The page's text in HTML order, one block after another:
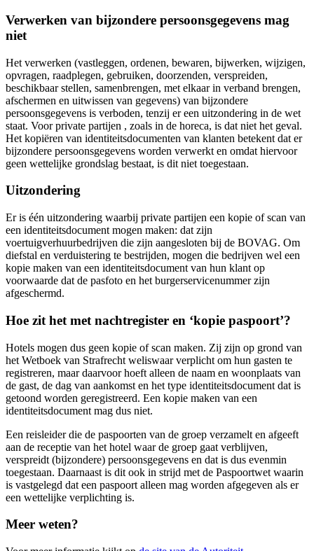
Verwerken van bijzondere persoonsgegevens mag
niet
Het verwerken (vastleggen, ordenen, bewaren, bijwerken, wijzigen,
opvragen, raadplegen, gebruiken, doorzenden, verspreiden,
beschikbaar stellen, samenbrengen, met elkaar in verband brengen,
afschermen en uitwissen van gegevens) van bijzondere
persoonsgegevens is verboden, tenzij er een uitzondering in de wet
staat. Voor private partijen , zoals in de horeca, is dat niet het geval.
Het kopiëren van identiteitsdocumenten van klanten betekent dat er
bijzondere persoonsgegevens worden verwerkt en omdat hiervoor
geen wettelijke grondslag bestaat, is dit niet toegestaan.
Uitzondering
Er is één uitzondering waarbij private partijen een kopie of scan van
een identiteitsdocument mogen maken: dat zijn
voertuigverhuurbedrijven die zijn aangesloten bij de BOVAG. Om
diefstal en verduistering te bestrijden, mogen die bedrijven wel een
kopie maken van een identiteitsdocument van hun klant op
voorwaarde dat de pasfoto en het burgerservicenummer zijn
afgeschermd.
Hoe zit het met nachtregister en ‘kopie paspoort’?
Hotels mogen dus geen kopie of scan maken. Zij zijn op grond van
het Wetboek van Strafrecht weliswaar verplicht om hun gasten te
registreren, maar daarvoor hoeft alleen de naam en woonplaats van
de gast, de dag van aankomst en het type identiteitsdocument dat is
getoond worden geregistreerd. Een kopie maken van een
identiteitsdocument mag dus niet.
Een reisleider die de paspoorten van de groep verzamelt en afgeeft
aan de receptie van het hotel waar de groep gaat verblijven,
verspreidt (bijzondere) persoonsgegevens en dat is dus evenmin
toegestaan. Daarnaast is dit ook in strijd met de Paspoortwet waarin
is vastgelegd dat een paspoort alleen mag worden afgegeven als er
een wettelijke verplichting is.
Meer weten?